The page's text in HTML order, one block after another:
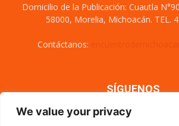
We value your privacy
Domicilio de la Publicación: Cuautla
58000, Morelia, Michoacán. TEL.
Contáctanos:
SÍGUENOS